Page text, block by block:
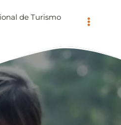
de Turismo